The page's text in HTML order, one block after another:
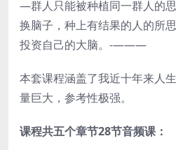
—群人只能被种植同一群人的
换脑子，种上有结果的人的所
投资自己的大脑。-———
本套课程涵盖了我近十年来人
量巨大，参考性极强。
课程共五个章节28节音频课：